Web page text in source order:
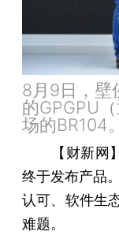
8月9日，壁
的GPGPU
场的BR104
【财新网
终于发布产品
认可、软件生
难题。